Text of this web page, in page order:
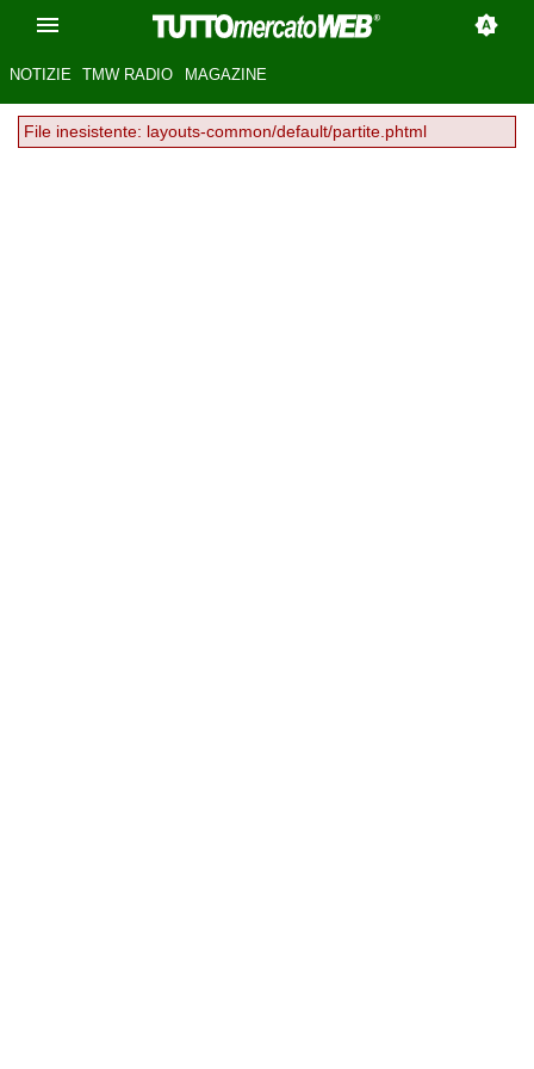
NOTIZIE TMW RADIO MAGAZINE
File inesistente: layouts-common/default/partite.phtml